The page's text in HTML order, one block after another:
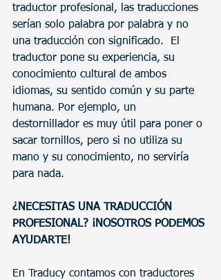
traductor profesional, las traducciones
serían solo palabra por palabra y no
una traducción con significado.  El
traductor pone su experiencia, su
conocimiento cultural de ambos
idiomas, su sentido común y su parte
humana. Por ejemplo, un
destornillador es muy útil para poner o
sacar tornillos, pero si no utiliza su
mano y su conocimiento, no serviría
para nada.
¿NECESITAS UNA TRADUCCIÓN
PROFESIONAL? ¡NOSOTROS PODEMOS
AYUDARTE!
En Traducy contamos con traductores